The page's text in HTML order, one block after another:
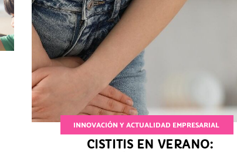
INNOVACIÓN Y ACTUALIDAD EMPRESARIAL
CISTITIS EN VERANO: